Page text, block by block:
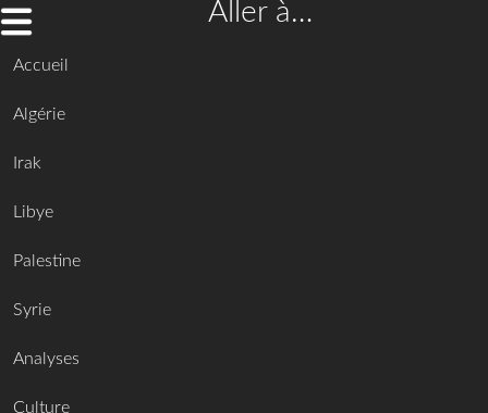
Aller à…
Accueil
Algérie
Irak
Libye
Palestine
Syrie
Analyses
Culture